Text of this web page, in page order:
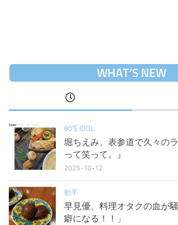
WHAT’S NEW
80'S IDOL
堀ちえみ、表参道で久々の
って笑って。』
2025-10-12
歌手
早見優、料理オタクの血が
癖になる！！」